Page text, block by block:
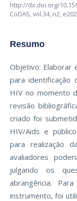
http://dx.doi.org/
CoDAS,vol.34, n2,
Resumo
Objetivo: Elaborar
para identificação
HIV no momento
revisão
criado foi
HIV/Aids e
para realização
avaliadores
julgando os
abrangência.
instrumento, foi